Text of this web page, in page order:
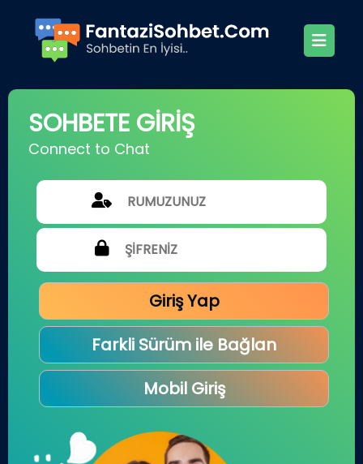
SOHBETE GİRİŞ
Connect to Chat
Giriş Yap
Farkli Sürüm ile Bağlan
Mobil Giriş